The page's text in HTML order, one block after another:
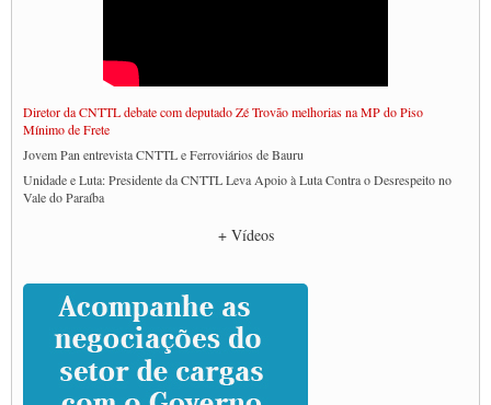
Diretor da CNTTL debate com deputado Zé Trovão melhorias na MP do Piso
Mínimo de Frete
Jovem Pan entrevista CNTTL e Ferroviários de Bauru
Unidade e Luta: Presidente da CNTTL Leva Apoio à Luta Contra o Desrespeito no
Vale do Paraíba
Caminhoneiros prometem paralisação e cobram diálogo com Lula
CNTTL e lideranças de caminhoneiros participam de debate sobre saúde nas
rodovias
Paulinho e Litti debatem política global para transporte rodoviário de cargas na
SUTCRA no Uruguai
Grande Conquista da Categoria transporte de Cargas e Caminhoneiros Autonomos
+ Vídeos